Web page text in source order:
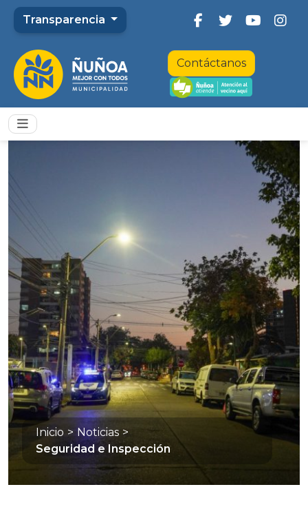
Transparencia
Contáctanos
Inicio > Noticias >
Seguridad e Inspección